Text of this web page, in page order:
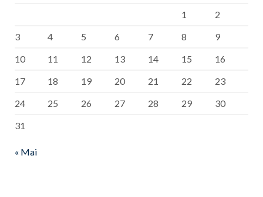
1
2
3
4 5 6 7 8
9
10
11 12 13 14 15
16
17
18 19 20 21 22
23
24
25 26 27 28 29
30
31
« Mai